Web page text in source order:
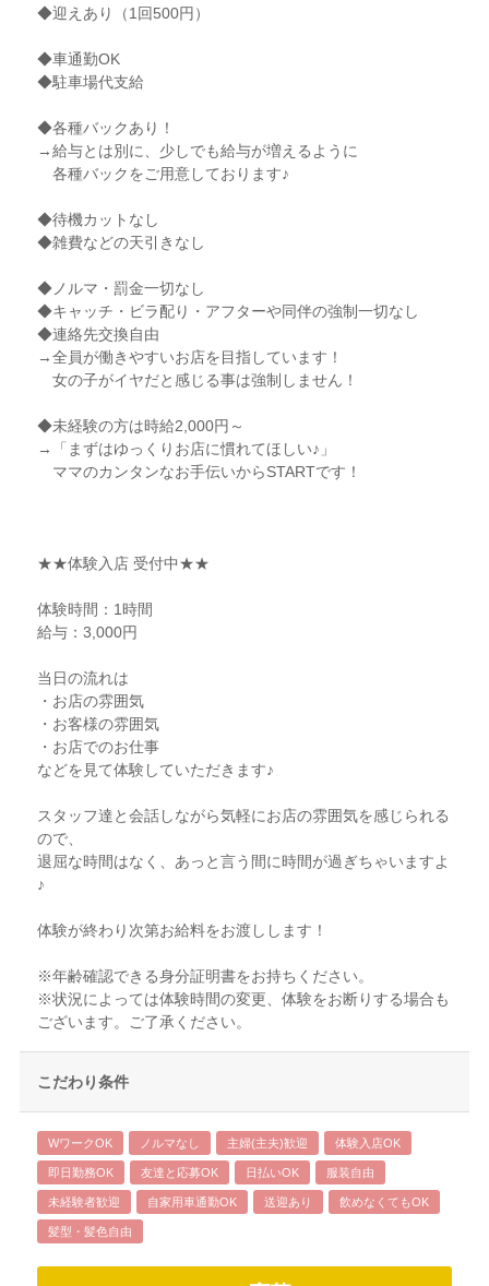
◆迎えあり（1回500円）
◆車通勤OK
◆駐車場代支給
◆各種バックあり！
→給与とは別に、少しでも給与が増えるように
各種バックをご用意しております♪
◆待機カットなし
◆雑費などの天引きなし
◆ノルマ・罰金一切なし
◆キャッチ・ビラ配り・アフターや同伴の強制一切なし
◆連絡先交換自由
→全員が働きやすいお店を目指しています！
女の子がイヤだと感じる事は強制しません！
◆未経験の方は時給2,000円～
→「まずはゆっくりお店に慣れてほしい♪」
ママのカンタンなお手伝いからSTARTです！
★★体験入店 受付中★★
体験時間：1時間
給与：3,000円
当日の流れは
・お店の雰囲気
・お客様の雰囲気
・お店でのお仕事
などを見て体験していただきます♪
スタッフ達と会話しながら気軽にお店の雰囲気を感じられる
ので、
退屈な時間はなく、あっと言う間に時間が過ぎちゃいますよ
♪
体験が終わり次第お給料をお渡しします！
※年齢確認できる身分証明書をお持ちください。
※状況によっては体験時間の変更、体験をお断りする場合も
ございます。ご了承ください。
こだわり条件
WワークOK ノルマなし 主婦(主夫)歓迎 体験入店OK
即日勤務OK 友達と応募OK 日払いOK 服装自由
未経験者歓迎 自家用車通勤OK 送迎あり 飲めなくてもOK
髪型・髪色自由